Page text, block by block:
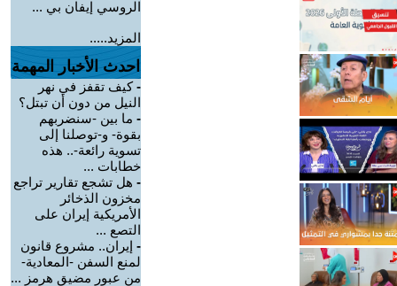
الروسي إيفان بي ...
المزيد.....
احدث الأخبار المهمة
-كيف تقفز في نهر
النيل من دون أن تبتل؟
- ما بين -سنضربهم
بقوة- و-توصلنا إلى
تسوية رائعة-.. هذه
خطابات ...
- هل تشجع تقارير تراجع
مخزون الذخائر
الأمريكية إيران على
التصع ...
- إيران.. مشروع قانون
لمنع السفن -المعادية-
من عبور مضيق هرمز ...